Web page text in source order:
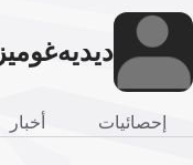
ديديهغوميز
إحصائيات أخبار